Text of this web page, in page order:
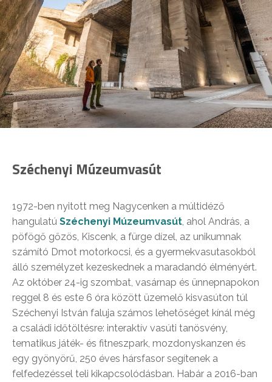
Széchenyi Múzeumvasút
1972-ben nyitott meg Nagycenken a múltidéző
hangulatú Széchenyi Múzeumvasút, ahol András, a
pöfögő gőzös, Kiscenk, a fürge dízel, az unikumnak
számító Dmot motorkocsi, és a gyermekvasutasokból
álló személyzet kezeskednek a maradandó élményért.
Az október 24-ig szombat, vasárnap és ünnepnapokon
reggel 8 és este 6 óra között üzemelő kisvasúton túl
Széchenyi István faluja számos lehetőséget kínál még
a családi időtöltésre: interaktív vasúti tanösvény,
tematikus játék- és fitneszpark, mozdonyskanzen és
egy gyönyörű, 250 éves hársfasor segítenek a
felfedezéssel teli kikapcsolódásban. Habár a 2016-ban